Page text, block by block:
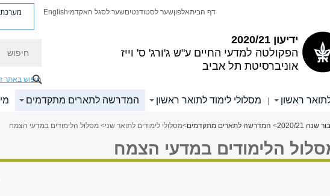
ידיעון 2020/21
הפקולטה למדעי החיים ע"ש ג'ורג' ס' וייז
אוניברסיטת תל אביב
דף הביתאלפוןשער לסטודנטיםשער לסגל האקדמיEnglish מערכת
חיפוש באתר
ראשון | מסלולי לימוד לתואר ראשון המדרשה לתארים מתקדמים
2020/21
> המדרשה לתארים מתקדמים>מסלולי לימודים לתואר שני> מסלול הלימודים במדעי הצמח
הלימודים במדעי הצמח